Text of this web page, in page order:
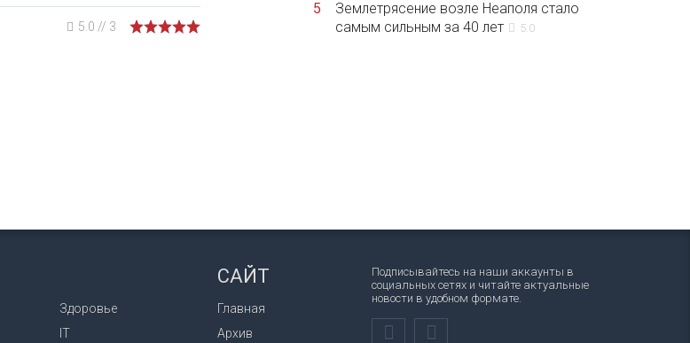
5.0 // 3
5
Землетрясение возле Неаполя стало
самым сильным за 40 лет
5.0
Здоровье
IT
САЙТ
Главная
Архив
Подписывайтесь на наши аккаунты в
социальных сетях и читайте актуальные
новости в удобном формате.